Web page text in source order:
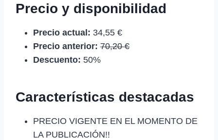
Precio y disponibilidad
Precio actual: 34,55 €
Precio anterior: 70,20 €
Descuento: 50%
Características destacadas
PRECIO VIGENTE EN EL MOMENTO DE
LA PUBLICACIÓN!!